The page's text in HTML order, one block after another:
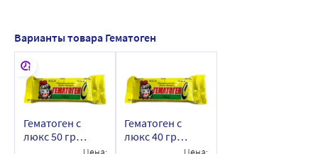
Варианты товара Гематоген
Гематоген с
люкс 50 гр
Гематоген с
люкс 40 гр